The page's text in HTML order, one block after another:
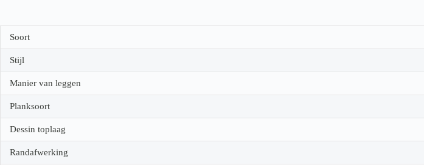
Soort
Stijl
Manier van leggen
Planksoort
Dessin toplaag
Randafwerking